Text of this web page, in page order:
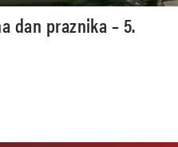
dan praznika – 5.